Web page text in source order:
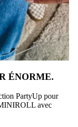
ÉNORME.
PartyUp pour
avec